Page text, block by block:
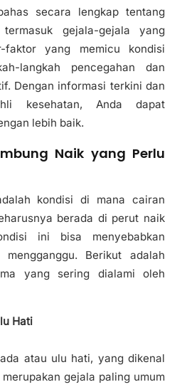
secara lengkap tentang
gejala-gejala yang
faktor yang memicu kondisi
langkah pencegahan dan
Dengan informasi terkini dan
kesehatan, Anda dapat
lebih baik.
Naik yang Perlu
kondisi di mana cairan
berada di perut naik
ini bisa menyebabkan
Berikut adalah
yang sering dialami oleh
Hati
atau ulu hati, yang dikenal
merupakan gejala paling umum